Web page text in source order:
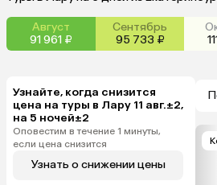
Август
91 961 ₽
Сентябрь
95 733 ₽
Узнайте, когда снизится
цена на туры в Лару 11 авг.±2,
на 5 ночей±2
Оповестим в течение 1 минуты,
если цена снизится
Узнать о снижении цены